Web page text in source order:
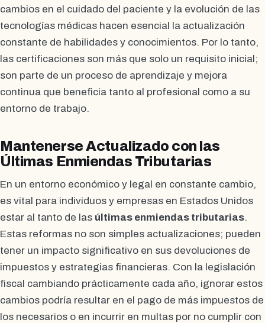
cambios en el cuidado del paciente y la evolución de las
tecnologías médicas hacen esencial la actualización
constante de habilidades y conocimientos. Por lo tanto,
las certificaciones son más que solo un requisito inicial;
son parte de un proceso de aprendizaje y mejora
continua que beneficia tanto al profesional como a su
entorno de trabajo.
Mantenerse Actualizado con las
Últimas Enmiendas Tributarias
En un entorno económico y legal en constante cambio,
es vital para individuos y empresas en Estados Unidos
estar al tanto de las últimas enmiendas tributarias.
Estas reformas no son simples actualizaciones; pueden
tener un impacto significativo en sus devoluciones de
impuestos y estrategias financieras. Con la legislación
fiscal cambiando prácticamente cada año, ignorar estos
cambios podría resultar en el pago de más impuestos de
los necesarios o en incurrir en multas por no cumplir con